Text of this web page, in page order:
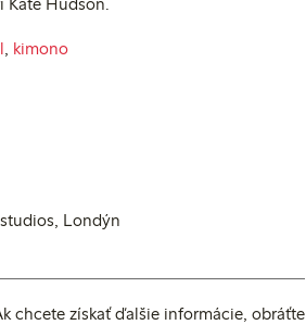
, kimono
Londýn
chcete získať ďalšie informácie, obráťte